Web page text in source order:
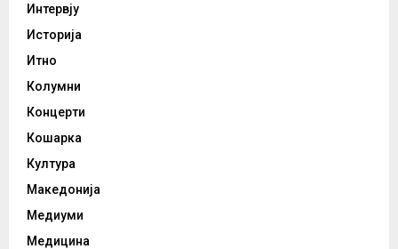
Интервју
Историја
Итно
Колумни
Концерти
Кошарка
Култура
Македонија
Медиуми
Медицина